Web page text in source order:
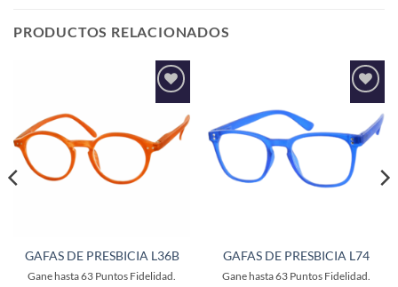
PRODUCTOS RELACIONADOS
Añadir
lista de
deseos
GAFAS DE PRESBICIA L36B
Gane hasta63 Puntos Fidelidad.
Añadir
lista de
deseos
GAFAS DE PRESBICIA L74
Gane hasta63 Puntos Fidelidad.